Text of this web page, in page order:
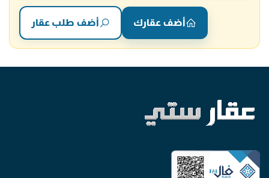
أضف عقارك أضف طلب عقار